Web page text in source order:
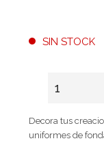
SIN STOCK
Decora tus
uniformes de